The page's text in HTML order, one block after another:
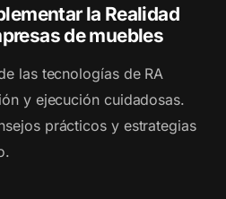
la Realidad
de muebles
las tecnologías de RA
y ejecución cuidadosas.
prácticos y estrategias